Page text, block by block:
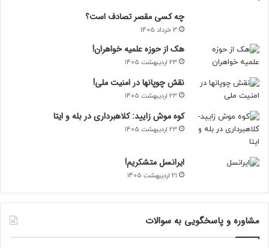
چه کسی مقصر تصادف است؟
3 خرداد 1405
هک از حوزه علمیه خواهران!
23 اردیبهشت 1405
نقش چوپانها در امنیت ملی!
23 اردیبهشت 1405
کوه موش زایید: کلاهبرداری در بله و ایتا
23 اردیبهشت 1405
ایرانسل متشکریم!
21 اردیبهشت 1405
مشاوره و پاسخگویی به سوالات